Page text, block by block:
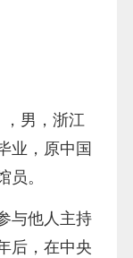
，男，浙江
业，原中国
员。
与他人主持
后，在中央